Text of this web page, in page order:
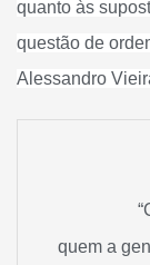
quanto às
questão de
Alessandro
quem a